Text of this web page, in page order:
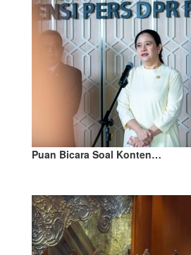
Puan Bicara Soal Konten…